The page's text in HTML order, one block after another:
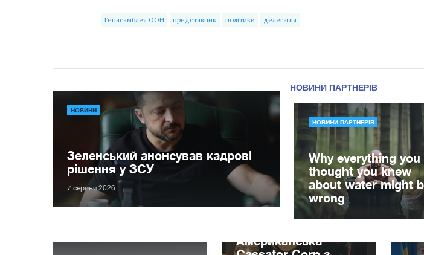
Генасамблея ООН представник політики делегація
НОВИНИ
Зеленський анонсував кадрові
рішення у ЗСУ
7 серпня 2026
Американська